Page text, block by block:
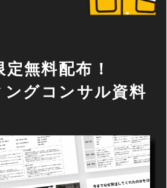
定無料配布！
ングコンサル資料